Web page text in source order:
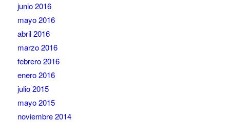
junio 2016
mayo 2016
abril 2016
marzo 2016
febrero 2016
enero 2016
julio 2015
mayo 2015
noviembre 2014